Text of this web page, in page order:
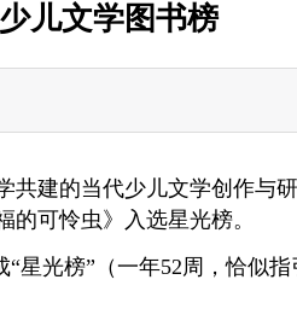
儿文学图书榜
建的当代少儿文学创作与
可怜虫》入选星光榜。
星光榜”（一年52周，恰似